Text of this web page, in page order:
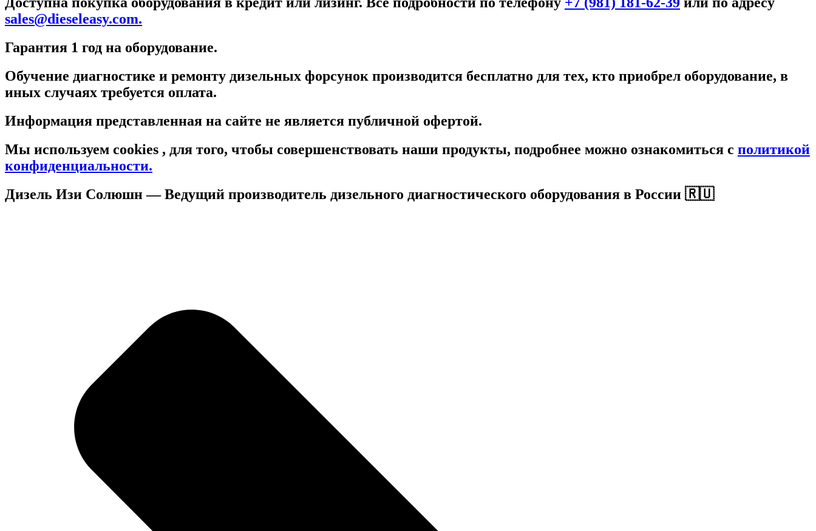
sales@dieseleasy.com.
Гарантия 1 год на оборудование.
Обучение диагностике и ремонту дизельных форсунок производится бесплатно для тех, кто приобрел оборудование, в
иных случаях требуется оплата.
Информация представленная на сайте не является публичной офертой.
Мы используем cookies , для того, чтобы совершенствовать наши продукты, подробнее можно ознакомиться c политикой
конфиденциальности.
Дизель Изи Солюшн— Ведущий производитель дизельного диагностического оборудования в России 🇷🇺